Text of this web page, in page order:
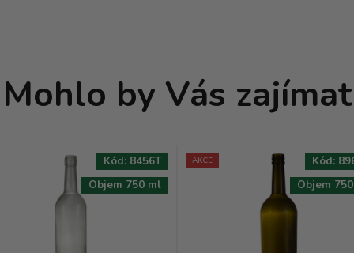
Mohlo by Vás zajímat
Objem 750 ml
Kód: 8456T AKCE
Objem
Kód: